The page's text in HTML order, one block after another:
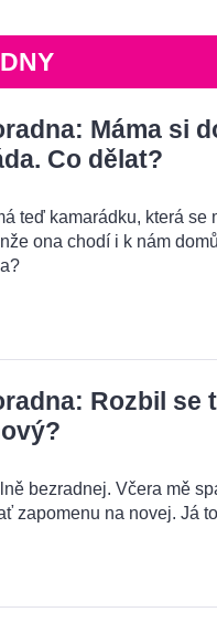
Máma si
Co dělat?
teď kamarádku, která
ona chodí i k nám
Rozbil se
bezradnej. Včera mě
zapomenu na novej. Já